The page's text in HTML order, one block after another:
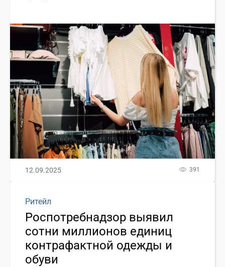
12.09.2025 391
Ритейл
Роспотребнадзор выявил
сотни миллионов единиц
контрафактной одежды и
обуви